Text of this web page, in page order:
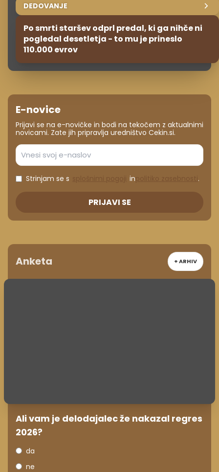
DEDOVANJE
Po smrti staršev odprl predal, ki ga nihče ni
pogledal desetletja - to mu je prineslo
110.000 evrov
E-novice
Prijavi se na e-novičke in bodi na tekočem z aktualnimi
novicami. Zate jih pripravlja uredništvo Cekin.si.
Strinjam se s in .
PRIJAVI SE
Anketa + ARHIV
Ali vam je delodajalec že nakazal regres
2026?
da
ne